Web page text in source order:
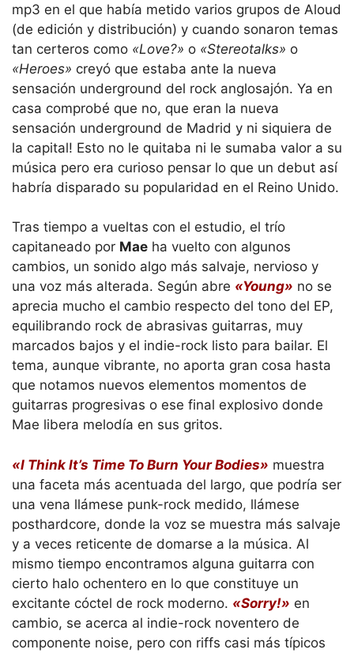
mp3 en el que había metido varios grupos de Aloud
(de edición y distribución) y cuando sonaron temas
tan certeros como «Love?» o «Stereotalks» o
«Heroes» creyó que estaba ante la nueva
sensación underground del rock anglosajón. Ya en
casa comprobé que no, que eran la nueva
sensación underground de Madrid y ni siquiera de
la capital! Esto no le quitaba ni le sumaba valor a su
música pero era curioso pensar lo que un debut así
habría disparado su popularidad en el Reino Unido.
Tras tiempo a vueltas con el estudio, el trío
capitaneado por Mae ha vuelto con algunos
cambios, un sonido algo más salvaje, nervioso y
una voz más alterada. Según abre «Young» no se
aprecia mucho el cambio respecto del tono del EP,
equilibrando rock de abrasivas guitarras, muy
marcados bajos y el indie-rock listo para bailar. El
tema, aunque vibrante, no aporta gran cosa hasta
que notamos nuevos elementos momentos de
guitarras progresivas o ese final explosivo donde
Mae libera melodía en sus gritos.
«I Think It’s Time To Burn Your Bodies» muestra
una faceta más acentuada del largo, que podría ser
una vena llámese punk-rock medido, llámese
posthardcore, donde la voz se muestra más salvaje
y a veces reticente de domarse a la música. Al
mismo tiempo encontramos alguna guitarra con
cierto halo ochentero en lo que constituye un
excitante cóctel de rock moderno. «Sorry!» en
cambio, se acerca al indie-rock noventero de
componente noise, pero con riffs casi más típicos